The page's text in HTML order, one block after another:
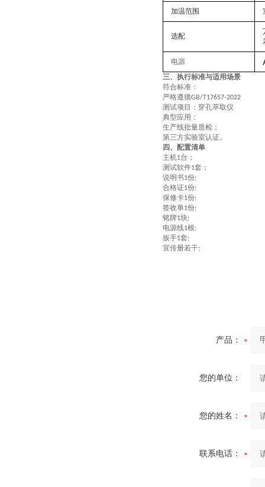
加温范围
选配
电源
三、 执行标准与适用场景
符合标准：
严格遵循GB/T17657-2022
测试项目：穿孔萃取仪
典型应用 ：
生产线批量质检；
第三方实验室认证。
四、配置清单
主机1台；
测试软件1套；
说明书1份;
合格证1份;
保修卡1份;
签收单1份;
铭牌1块;
电源线1根;
扳手1套;
宣传册若干;
产品：
您的单位：
您的姓名：
联系电话：